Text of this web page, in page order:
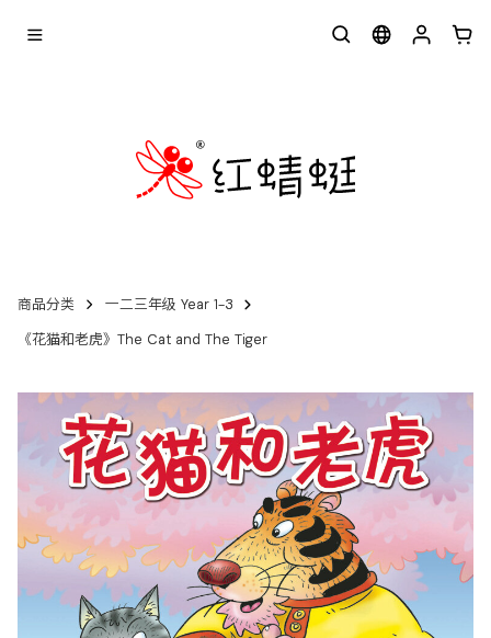
商品分类
一二三年级 Year 1-3
《花猫和老虎》The Cat and The Tiger